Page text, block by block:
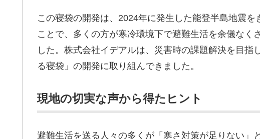
この寝袋の開発は、2024年に発生した能登半島地震
ことで、多くの方が寒冷環境下で避難生活を余儀なく
した。株式会社イデアルは、災害時の課題解決を目指
る寝袋」の開発に取り組んできました。
現地の切実な声から得たヒント
避難生活を送る人々の多くが「寒さ対策が足りない」